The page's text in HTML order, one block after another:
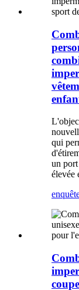
qui
un
élevée